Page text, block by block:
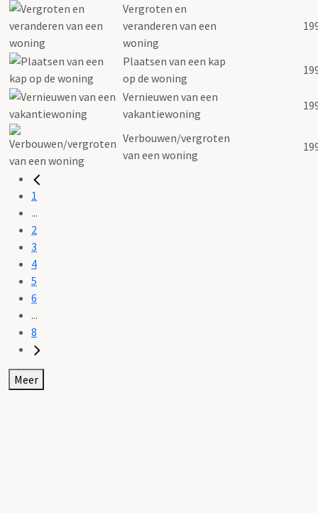
Vergroten en
veranderen van een
woning
Plaatsen van een kap
op de woning
Vernieuwen van een
vakantiewoning
Verbouwen/vergroten
van een woning
1
...
2
3
4
5
6
...
8
Meer